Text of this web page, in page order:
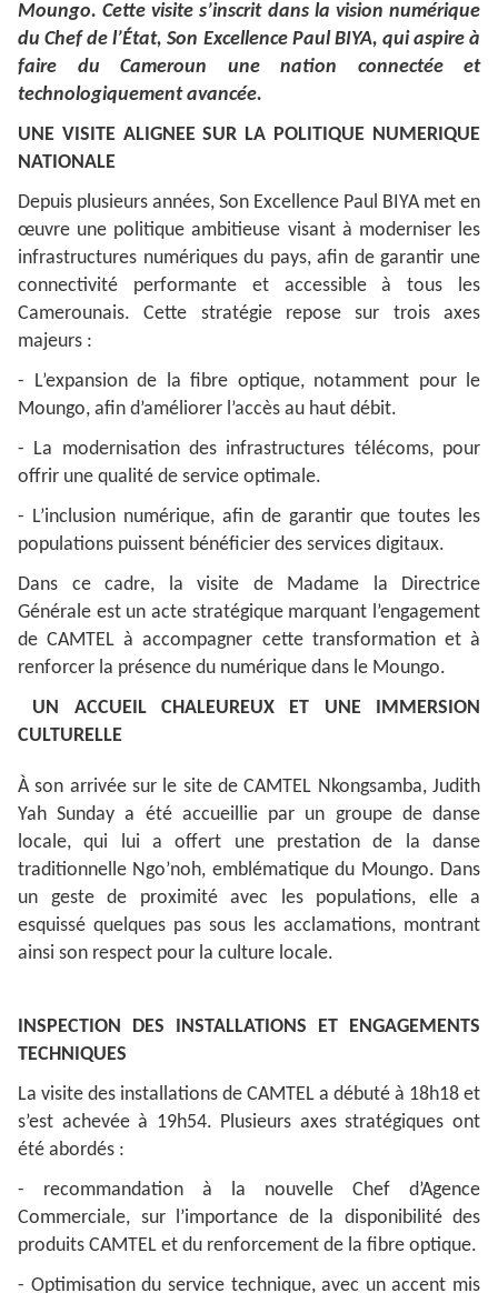
Moungo. Cette visite s’inscrit dans la vision numérique
du Chef de l’État, Son Excellence Paul BIYA, qui aspire à
faire du Cameroun une nation connectée et
technologiquement avancée.
UNE VISITE ALIGNEE SUR LA POLITIQUE NUMERIQUE
NATIONALE
Depuis plusieurs années, Son Excellence Paul BIYA met en
œuvre une politique ambitieuse visant à moderniser les
infrastructures numériques du pays, afin de garantir une
connectivité performante et accessible à tous les
Camerounais. Cette stratégie repose sur trois axes
majeurs :
- L’expansion de la fibre optique, notamment pour le
Moungo, afin d’améliorer l’accès au haut débit.
- La modernisation des infrastructures télécoms, pour
offrir une qualité de service optimale.
- L’inclusion numérique, afin de garantir que toutes les
populations puissent bénéficier des services digitaux.
Dans ce cadre, la visite de Madame la Directrice
Générale est un acte stratégique marquant l’engagement
de CAMTEL à accompagner cette transformation et à
renforcer la présence du numérique dans le Moungo.
UN ACCUEIL CHALEUREUX ET UNE IMMERSION
CULTURELLE
À son arrivée sur le site de CAMTEL Nkongsamba, Judith
Yah Sunday a été accueillie par un groupe de danse
locale, qui lui a offert une prestation de la danse
traditionnelle Ngo’noh, emblématique du Moungo. Dans
un geste de proximité avec les populations, elle a
esquissé quelques pas sous les acclamations, montrant
ainsi son respect pour la culture locale.
INSPECTION DES INSTALLATIONS ET ENGAGEMENTS
TECHNIQUES
La visite des installations de CAMTEL a débuté à 18h18 et
s’est achevée à 19h54. Plusieurs axes stratégiques ont
été abordés :
- recommandation à la nouvelle Chef d’Agence
Commerciale, sur l’importance de la disponibilité des
produits CAMTEL et du renforcement de la fibre optique.
- Optimisation du service technique, avec un accent mis